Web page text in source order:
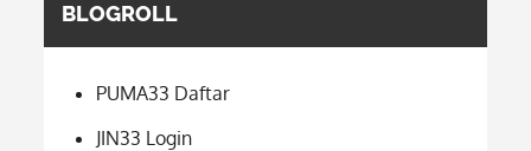
BLOGROLL
PUMA33 Daftar
JIN33 Login